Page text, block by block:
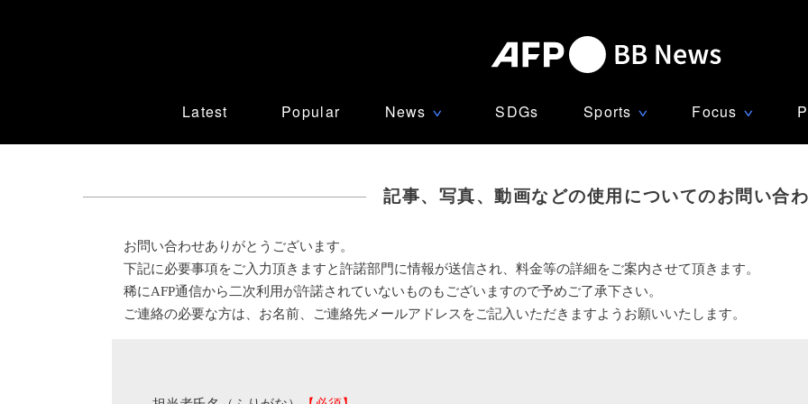
Latest Popular News ∨ SDGs Sports ∨ Focus ∨
記事、写真、動画などの使用についてのお問い合
お問い合わせありがとうございます。
下記に必要事項をご入力頂きますと許諾部門に情報が送信され、料金等の詳細をご案内させて頂きます。
稀にAFP通信から二次利用が許諾されていないものもございますので予めご了承下さい。
ご連絡の必要な方は、お名前、ご連絡先メールアドレスをご記入いただきますようお願いいたします。